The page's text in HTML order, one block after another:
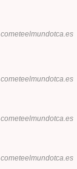
cometeelmundotca.es
cometeelmundotca.es
cometeelmundotca.es
cometeelmundotca.es